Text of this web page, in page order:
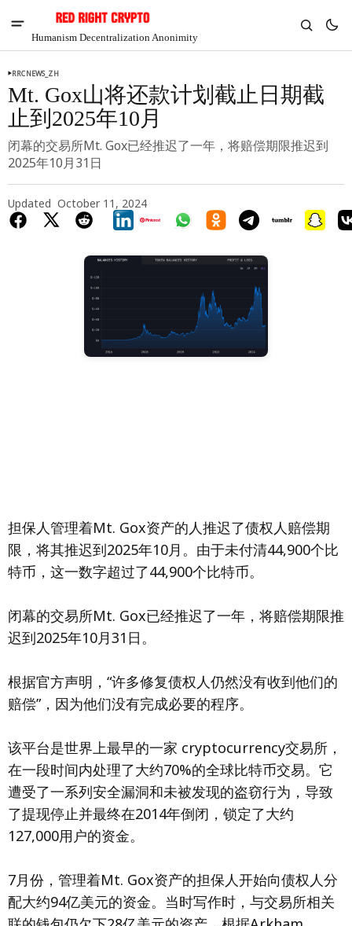
Humanism Decentralization Anonimity
Chia
-6.18%
RRCNEWS_ZH
Mt. Gox山将还款计划截止日期截
止到2025年10月
闭幕的交易所Mt. Gox已经推迟了一年，将赔偿期限推迟到
2025年10月31日
Updated October 11, 2024
担保人管理着Mt. Gox资产的人推迟了债权人赔偿期
限，将其推迟到2025年10月。由于未付清44,900个比
特币，这一数字超过了44,900个比特币。
闭幕的交易所Mt. Gox已经推迟了一年，将赔偿期限推
迟到2025年10月31日。
根据官方声明，“许多修复债权人仍然没有收到他们的
赔偿”，因为他们没有完成必要的程序。
该平台是世界上最早的一家 cryptocurrency交易所，
在一段时间内处理了大约70%的全球比特币交易。它
遭受了一系列安全漏洞和未被发现的盗窃行为，导致
了提现停止并最终在2014年倒闭，锁定了大约
127,000用户的资金。
7月份，管理着Mt. Gox资产的担保人开始向债权人分
配大约94亿美元的资金。当时写作时，与交易所相关